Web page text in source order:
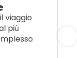
viaggio
più